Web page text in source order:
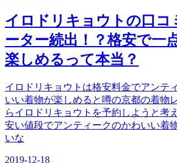
イロドリキョウトの口コ
ーター続出！？格安で一
楽しめるって本当？
イロドリキョウトは格安料金でアンテ
いい着物が楽しめると噂の京都の着物
らイロドリキョウトを予約しようと考
安い値段でアンティークのかわいい着
いな
2019-12-18